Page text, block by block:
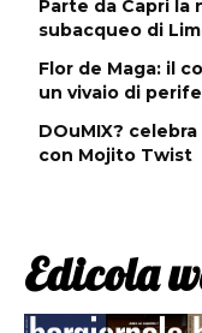
Parte da Capri la
subacqueo di
Flor de Maga: il
un vivaio di
DOuMIX?
con Mojito Twist
Edicola